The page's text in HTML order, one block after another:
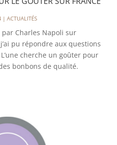
| ACTUALITÉS
par Charles Napoli sur
pu répondre aux questions
cherche un goûter pour
bonbons de qualité.